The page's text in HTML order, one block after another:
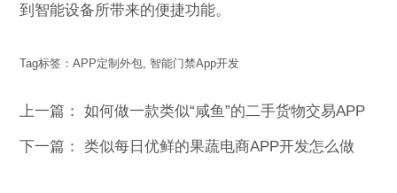
到智能设备所带来的便捷功能。
Tag标签：APP定制外包 智能门禁App开发
上一篇：如何做一款类似“咸鱼”的二手货物交易APP
下一篇：类似每日优鲜的果蔬电商APP开发怎么做